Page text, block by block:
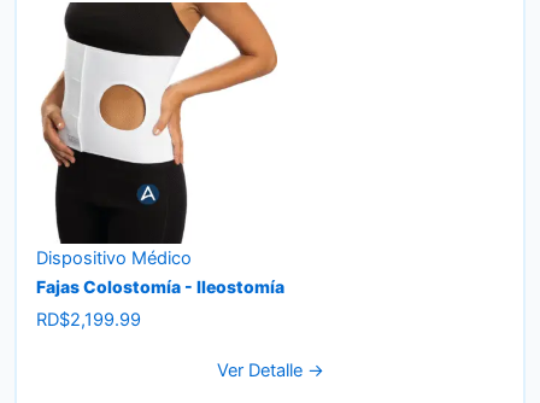
Dispositivo Médico
Fajas Colostomía - Ileostomía
RD$2,199.99
Ver Detalle →